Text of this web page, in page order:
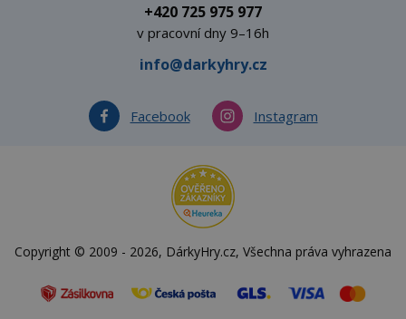
+420 725 975 977
v pracovní dny 9–16h
info@darkyhry.cz
Facebook Instagram
Copyright © 2009 - 2026, DárkyHry.cz, Všechna práva vyhrazena